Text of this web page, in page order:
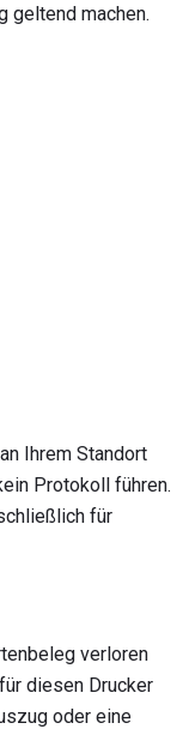
geltend machen.
Ihrem Standort
Protokoll führen.
für
verloren
diesen Drucker
oder eine